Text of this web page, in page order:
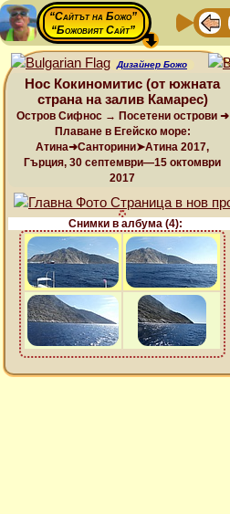
“Сайтът на Божо”
“Божовият Сайт”
Дизайнер Божо
Нос Кокиномитис (от южната
страна на залив Камарес)
Остров Сифнос → Посетени острови ➜
Плаване в Егейско море:
Атина➜Санторини➤Атина 2017,
Гърция, 30 септември—15 октомври
2017
Снимки в албума (4):